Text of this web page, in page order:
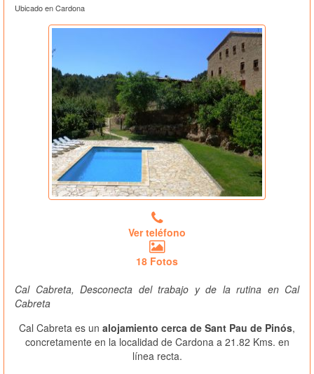
Ubicado en Cardona
Ver teléfono
18 Fotos
Cal Cabreta, Desconecta del trabajo y de la rutina en Cal
Cabreta
Cal Cabreta es un alojamiento cerca de Sant Pau de Pinós,
concretamente en la localidad de Cardona a 21.82 Kms. en
línea recta.